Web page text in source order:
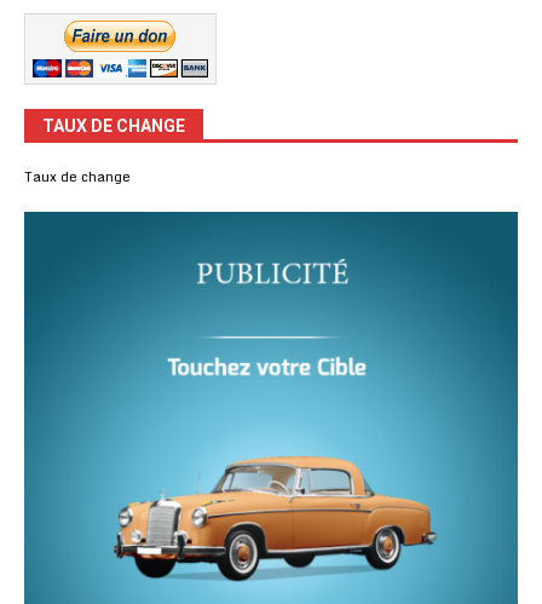
TAUX DE CHANGE
Taux de change